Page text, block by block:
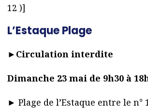
12 )]
L’Estaque Plage
► Circulation interdite
Dimanche 23 mai de 9h30 à
► Plage de l’Estaque entre le n°